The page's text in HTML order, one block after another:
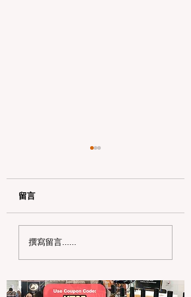
用 Clipper START 乘
留言
撰寫留言......